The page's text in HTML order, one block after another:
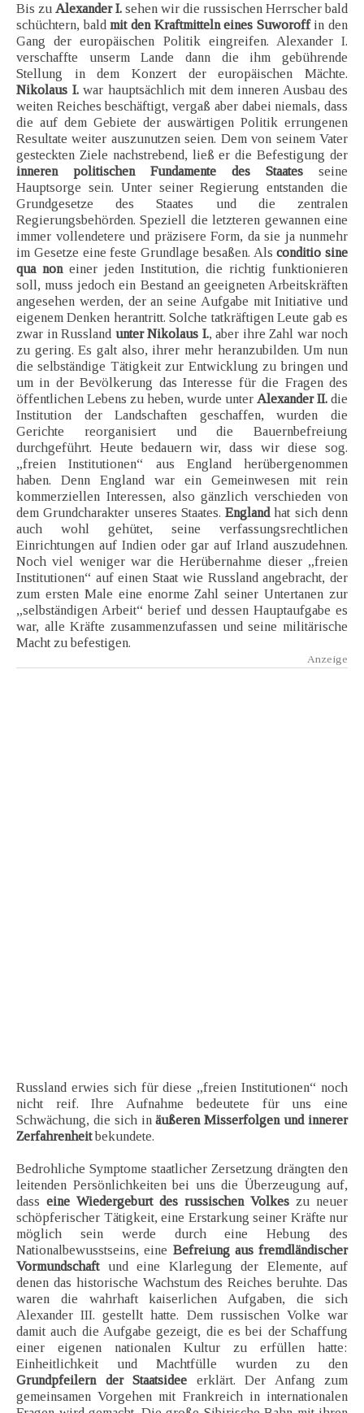
Bis zu Alexander I. sehen wir die russischen Herrscher bald
schüchtern, baldmit den Kraftmitteln eines Suworoffin den
Gang der europäischen Politik eingreifen. Alexander I.
verschaffte unserm Lande dann die ihm gebührende
Stellung in dem Konzert der europäischen Mächte.
Nikolaus I.war hauptsächlich mit dem inneren Ausbau des
weiten Reiches beschäftigt, vergaß aber dabei niemals, dass
die auf dem Gebiete der auswärtigen Politik errungenen
Resultate weiter auszunutzen seien. Dem von seinem Vater
gesteckten Ziele nachstrebend, ließ er die Befestigung der
inneren politischen Fundamente des Staates seine
Hauptsorge sein. Unter seiner Regierung entstanden die
Grundgesetze des Staates und die zentralen
Regierungsbehörden. Speziell die letzteren gewannen eine
immer vollendetere und präzisere Form, da sie ja nunmehr
im Gesetze eine feste Grundlage besaßen. Alsconditio sine
qua noneiner jeden Institution, die richtig funktionieren
soll, muss jedoch ein Bestand an geeigneten Arbeitskräften
angesehen werden, der an seine Aufgabe mit Initiative und
eigenem Denken herantritt. Solche tatkräftigen Leute gab es
zwar in Russland unter Nikolaus I., aber ihre Zahl war noch
zu gering. Es galt also, ihrer mehr heranzubilden. Um nun
die selbständige Tätigkeit zur Entwicklung zu bringen und
um in der Bevölkerung das Interesse für die Fragen des
öffentlichen Lebens zu heben, wurde unter Alexander II. die
Institution der Landschaften geschaffen, wurden die
Gerichte reorganisiert und die Bauernbefreiung
durchgeführt. Heute bedauern wir, dass wir diese sog.
„freien Institutionen“ aus England herübergenommen
haben. Denn England war ein Gemeinwesen mit rein
kommerziellen Interessen, also gänzlich verschieden von
dem Grundcharakter unseres Staates.Englandhat sich denn
auch wohl gehütet, seine verfassungsrechtlichen
Einrichtungen auf Indien oder gar auf Irland auszudehnen.
Noch viel weniger war die Herübernahme dieser „freien
Institutionen“ auf einen Staat wie Russland angebracht, der
zum ersten Male eine enorme Zahl seiner Untertanen zur
„selbständigen Arbeit“ berief und dessen Hauptaufgabe es
war, alle Kräfte zusammenzufassen und seine militärische
Macht zu befestigen.
Russland erwies sich für diese „freien Institutionen“ noch
nicht reif. Ihre Aufnahme bedeutete für uns eine
Schwächung, die sich inäußeren Misserfolgen und innerer
Zerfahrenheitbekundete.
Bedrohliche Symptome staatlicher Zersetzung drängten den
leitenden Persönlichkeiten bei uns die Überzeugung auf,
dass eine Wiedergeburt des russischen Volkes zu neuer
schöpferischer Tätigkeit, eine Erstarkung seiner Kräfte nur
möglich sein werde durch eine Hebung des
Nationalbewusstseins, eine Befreiung aus fremdländischer
Vormundschaftund eine Klarlegung der Elemente, auf
denen das historische Wachstum des Reiches beruhte. Das
waren die wahrhaft kaiserlichen Aufgaben, die sich
Alexander III. gestellt hatte. Dem russischen Volke war
damit auch die Aufgabe gezeigt, die es bei der Schaffung
einer eigenen nationalen Kultur zu erfüllen hatte:
Einheitlichkeit und Machtfülle wurden zu den
Grundpfeilern der Staatsidee erklärt. Der Anfang zum
gemeinsamen Vorgehen mit Frankreich in internationalen